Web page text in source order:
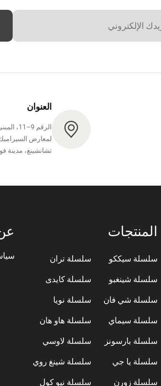
العنوان
لمعارض
تشانشينغ، مدينة
المنتجات
سلسلة سيككو سلسلة تران
سلسلة شينغبو سلسلة كايدى
سلسلة شي فان سلسلة نويا
سلسلة سيماي سلسلة هاو هان
سلسلة بارسونز سلسلة لاوسي
سلسلة يا جي سلسلة شينغ روي
سلسلة زورن سلسلة نيو كول